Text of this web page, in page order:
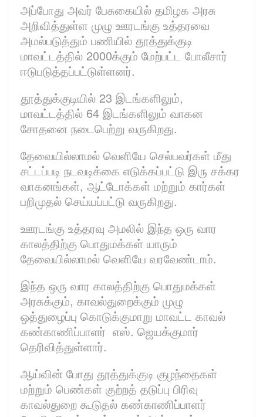
அப்போது அவர் பேசுகையில் தமிழக அரசு
அறிவித்துள்ள முழு ஊரடங்கு உத்தரவை
அமல்படுத்தும் பணியில் தூத்துக்குடி
மாவட்டத்தில் 2000க்கும் மேற்பட்ட போலீசார்
ஈடுபடுத்தப்பட்டுள்ளனர்.
தூத்துக்குடியில் 23 இடங்களிலும்,
மாவட்டத்தில் 64 இடங்களிலும் வாகன
சோதனை நடைபெற்று வருகிறது.
தேவையில்லாமல் வெளியே செல்பவர்கள் மீது
சட்டப்படி நடவடிக்கை எடுக்கப்பட்டு இரு சக்கர
வாகனங்கள், ஆட்டோக்கள் மற்றும் கார்கள்
பறிமுதல் செய்யப்பட்டு வருகிறது.
ஊரடங்கு உத்தரவு அமலில் இந்த ஒரு வார
காலத்திற்கு பொதுமக்கள் யாரும்
தேவையில்லாமல் வெளியே வரவேண்டாம்.
இந்த ஒரு வார காலத்திற்கு பொதுமக்கள்
அரசுக்கும், காவல்துறைக்கும் முழு
ஒத்துழைப்பு கொடுக்குமாறு மாவட்ட காவல்
கண்காணிப்பாளர் எஸ். ஜெயக்குமார்
தெரிவித்துள்ளார்.
ஆய்வின் போது தூத்துக்குடி குழந்தைகள்
மற்றும் பெண்கள் குற்றத் தடுப்பு பிரிவு
காவல்துறை கூடுதல் கண்காணிப்பாளர்